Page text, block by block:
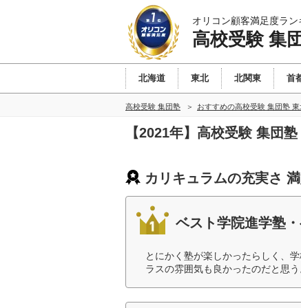
オリコン顧客満足度ラン
高校受験 集
北海道 東北 北関東 首
高校受験 集団塾 おすすめの高校受験 集団塾
【2021年】高校受験 集団
カリキュラムの充実さ
ベスト学院進学塾
とにかく塾が楽しかったらしく、
ラスの雰囲気も良かったのだと思う